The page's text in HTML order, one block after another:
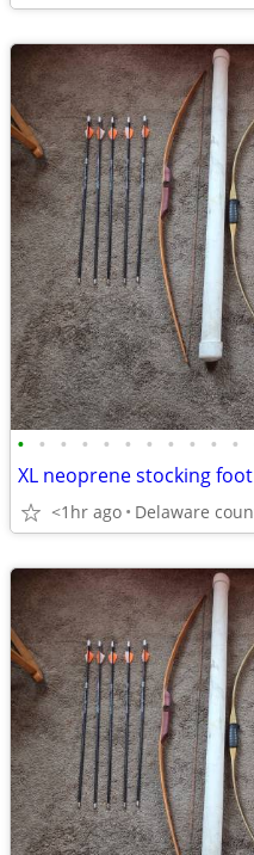
• • • • • • • • • • •
XL neoprene stocking
<1hr ago Delaware